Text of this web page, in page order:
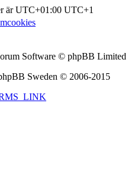
är UTC+01:00 UTC+1
Software © phpBB Limited
Sweden © 2006-2015